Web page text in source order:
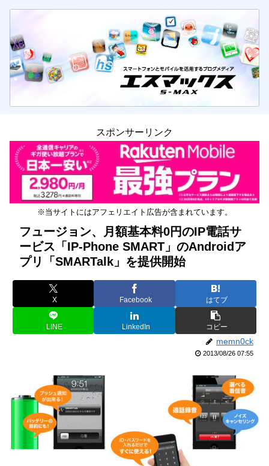
スポンサーリンク
※当サイトにはアフェリエイト広告が含まれています。
フュージョン、月額基本料0円のIP電話サ
ービス「IP-Phone SMART」のAndroidア
プリ「SMARTalk」を提供開始
X Facebook はてブ
LINE LinkedIn コピー
memn0ck
2013/08/26 07:55